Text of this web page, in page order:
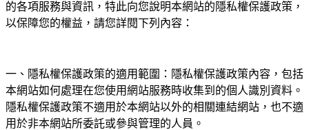
的各項服務與資訊，特此向您說明本網站的隱私權保護政策，
以保障您的權益，請您詳閱下列內容：
一、隱私權保護政策的適用範圍：隱私權保護政策內容，包括
本網站如何處理在您使用網站服務時收集到的個人識別資料。
隱私權保護政策不適用於本網站以外的相關連結網站，也不適
用於非本網站所委託或參與管理的人員。